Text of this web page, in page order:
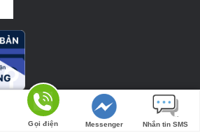
KẾT NỐI KHÁCH HÀNG
Gọi điện Messenger Nhắn tin SMS